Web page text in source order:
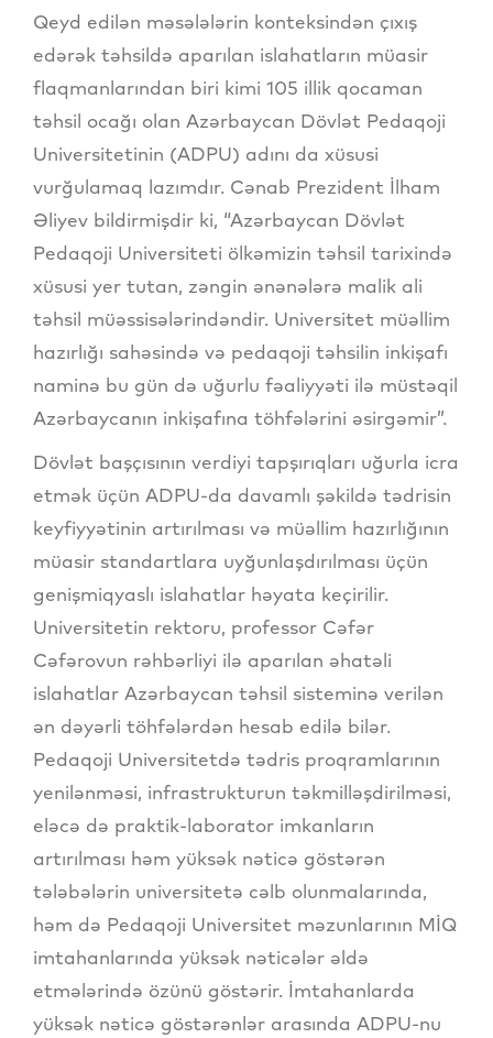
Qeyd edilən məsələlərin konteksindən çıxış
edərək təhsildə aparılan islahatların müasir
flaqmanlarından biri kimi 105 illik qocaman
təhsil ocağı olan Azərbaycan Dövlət Pedaqoji
Universitetinin (ADPU) adını da xüsusi
vurğulamaq lazımdır. Cənab Prezident İlham
Əliyev bildirmişdir ki, “Azərbaycan Dövlət
Pedaqoji Universiteti ölkəmizin təhsil tarixində
xüsusi yer tutan, zəngin ənənələrə malik ali
təhsil müəssisələrindəndir. Universitet müəllim
hazırlığı sahəsində və pedaqoji təhsilin inkişafı
naminə bu gün də uğurlu fəaliyyəti ilə müstəqil
Azərbaycanın inkişafına töhfələrini əsirgəmir”.
Dövlət başçısının verdiyi tapşırıqları uğurla icra
etmək üçün ADPU-da davamlı şəkildə tədrisin
keyfiyyətinin artırılması və müəllim hazırlığının
müasir standartlara uyğunlaşdırılması üçün
genişmiqyaslı islahatlar həyata keçirilir.
Universitetin rektoru, professor Cəfər
Cəfərovun rəhbərliyi ilə aparılan əhatəli
islahatlar Azərbaycan təhsil sisteminə verilən
ən dəyərli töhfələrdən hesab edilə bilər.
Pedaqoji Universitetdə tədris proqramlarının
yenilənməsi, infrastrukturun təkmilləşdirilməsi,
eləcə də praktik-laborator imkanların
artırılması həm yüksək nəticə göstərən
tələbələrin universitetə cəlb olunmalarında,
həm də Pedaqoji Universitet məzunlarının MİQ
imtahanlarında yüksək nəticələr əldə
etmələrində özünü göstərir. İmtahanlarda
yüksək nəticə göstərənlər arasında ADPU-nu